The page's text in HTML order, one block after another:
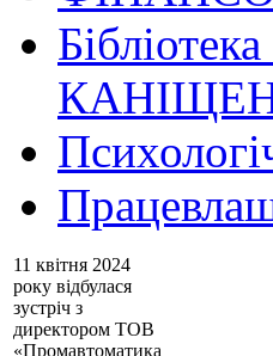
11 квітня 2024
року відбулася
зустріч з
директором ТОВ
«Промавтоматика